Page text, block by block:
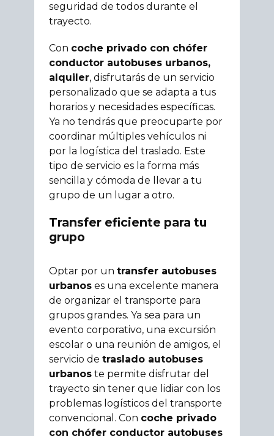
seguridad de todos durante el
trayecto.
Con coche privado con chófer
conductor autobuses urbanos,
alquiler, disfrutarás de un servicio
personalizado que se adapta a tus
horarios y necesidades específicas.
Ya no tendrás que preocuparte por
coordinar múltiples vehículos ni
por la logística del traslado. Este
tipo de servicio es la forma más
sencilla y cómoda de llevar a tu
grupo de un lugar a otro.
Transfer eficiente para tu
grupo
Optar por un transfer autobuses
urbanos es una excelente manera
de organizar el transporte para
grupos grandes. Ya sea para un
evento corporativo, una excursión
escolar o una reunión de amigos, el
servicio de traslado autobuses
urbanos te permite disfrutar del
trayecto sin tener que lidiar con los
problemas logísticos del transporte
convencional. Con coche privado
con chófer conductor autobuses